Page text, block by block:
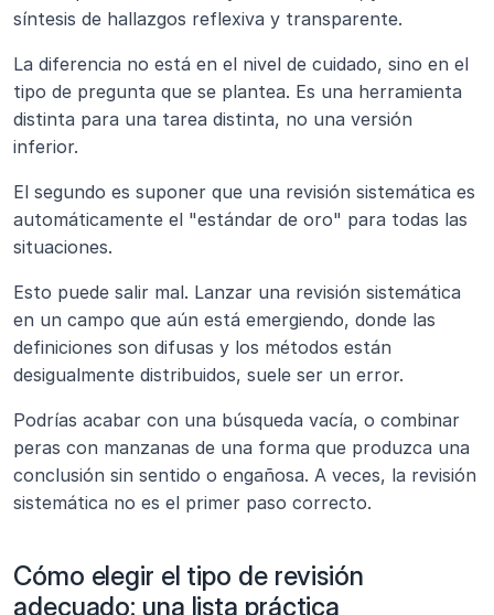
síntesis de hallazgos reflexiva y transparente.
La diferencia no está en el nivel de cuidado, sino en el
tipo de pregunta que se plantea. Es una herramienta
distinta para una tarea distinta, no una versión
inferior.
El segundo es suponer que una revisión sistemática es
automáticamente el "estándar de oro" para todas las
situaciones.
Esto puede salir mal. Lanzar una revisión sistemática
en un campo que aún está emergiendo, donde las
definiciones son difusas y los métodos están
desigualmente distribuidos, suele ser un error.
Podrías acabar con una búsqueda vacía, o combinar
peras con manzanas de una forma que produzca una
conclusión sin sentido o engañosa. A veces, la revisión
sistemática no es el primer paso correcto.
Cómo elegir el tipo de revisión
adecuado: una lista práctica